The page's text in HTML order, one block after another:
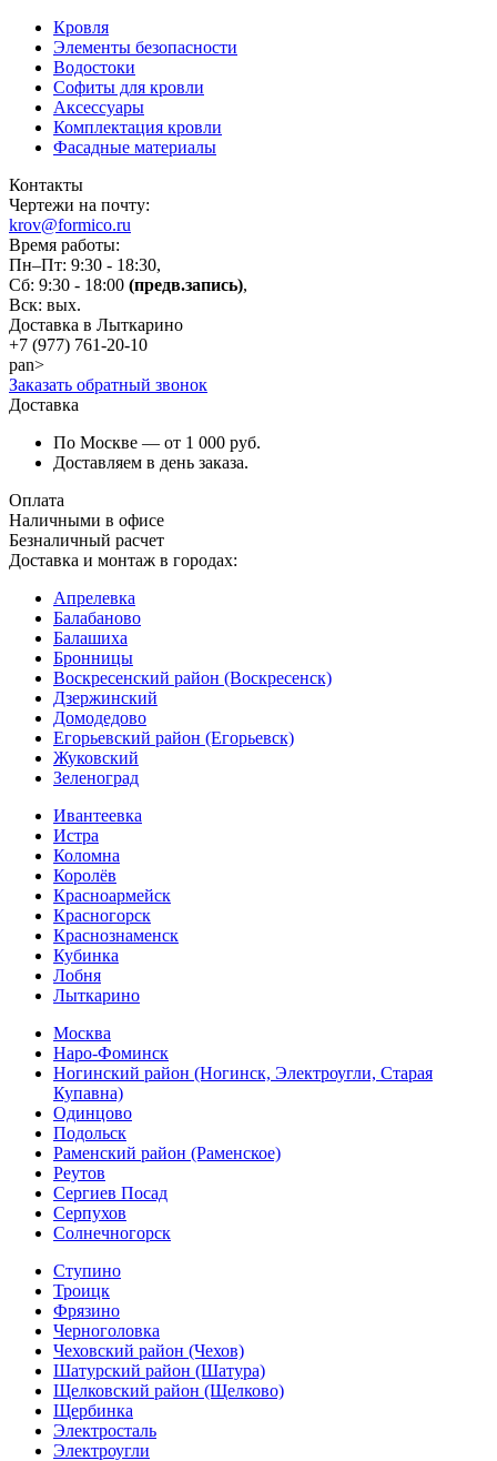
Кровля
Элементы безопасности
Водостоки
Софиты для кровли
Аксессуары
Комплектация кровли
Фасадные материалы
Контакты
Чертежи на почту:
krov@formico.ru
Время работы:
Пн–Пт: 9:30 - 18:30,
Сб: 9:30 - 18:00 (предв.запись),
Вск: вых.
Доставка в Лыткарино
+7 (977) 761-20-10
pan>
Заказать обратный звонок
Доставка
По Москве — от 1 000 руб.
Доставляем в день заказа.
Оплата
Наличными в офисе
Безналичный расчет
Доставка и монтаж в городах:
Апрелевка
Балабаново
Балашиха
Бронницы
Воскресенский район (Воскресенск)
Дзержинский
Домодедово
Егорьевский район (Егорьевск)
Жуковский
Зеленоград
Ивантеевка
Истра
Коломна
Королёв
Красноармейск
Красногорск
Краснознаменск
Кубинка
Лобня
Лыткарино
Москва
Наро-Фоминск
Ногинский район (Ногинск, Электроугли, Старая
Купавна)
Одинцово
Подольск
Раменский район (Раменское)
Реутов
Сергиев Посад
Серпухов
Солнечногорск
Ступино
Троицк
Фрязино
Черноголовка
Чеховский район (Чехов)
Шатурский район (Шатура)
Щелковский район (Щелково)
Щербинка
Электросталь
Электроугли